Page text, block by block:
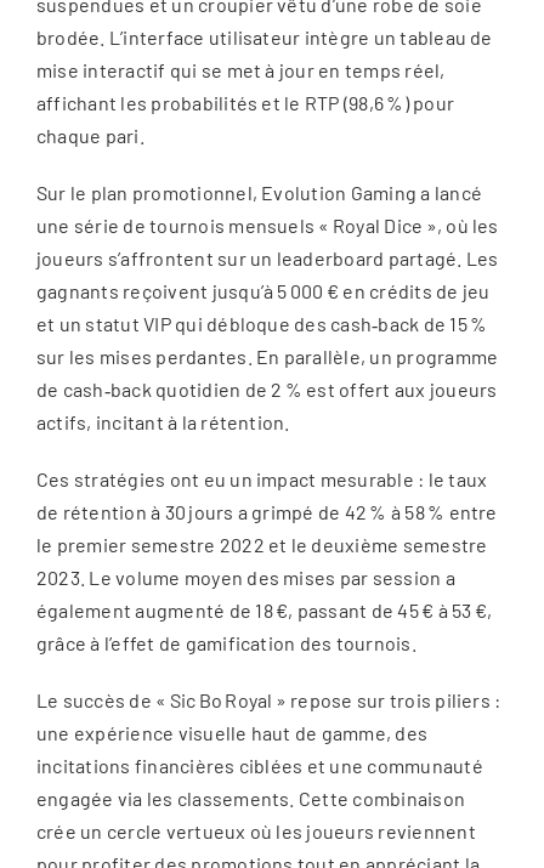
brodée. L’interface utilisateur intègre un tableau de
mise interactif qui se met à jour en temps réel,
affichant les probabilités et le RTP (98,6 %) pour
chaque pari.
Sur le plan promotionnel, Evolution Gaming a lancé
une série de tournois mensuels « Royal Dice », où les
joueurs s’affrontent sur un leaderboard partagé. Les
gagnants reçoivent jusqu’à 5 000 € en crédits de jeu
et un statut VIP qui débloque des cash‑back de 15 %
sur les mises perdantes. En parallèle, un programme
de cash‑back quotidien de 2 % est offert aux joueurs
actifs, incitant à la rétention.
Ces stratégies ont eu un impact mesurable : le taux
de rétention à 30 jours a grimpé de 42 % à 58 % entre
le premier semestre 2022 et le deuxième semestre
2023. Le volume moyen des mises par session a
également augmenté de 18 €, passant de 45 € à 53 €,
grâce à l’effet de gamification des tournois.
Le succès de « Sic Bo Royal » repose sur trois piliers :
une expérience visuelle haut de gamme, des
incitations financières ciblées et une communauté
engagée via les classements. Cette combinaison
crée un cercle vertueux où les joueurs reviennent